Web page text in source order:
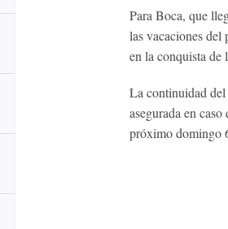
Para Boca, que
las vacaciones del
en la conquista
La continuidad
asegurada en
próximo domingo